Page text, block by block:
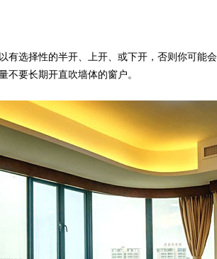
有选择性的半开、上开、或下开，否则你可能
要长期开直吹墙体的窗户。